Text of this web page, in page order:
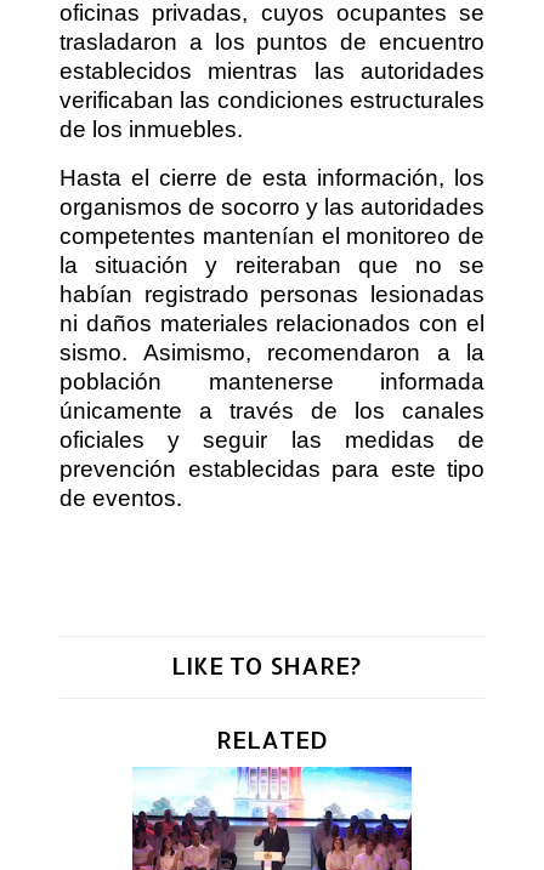
oficinas privadas, cuyos ocupantes se
trasladaron a los puntos de encuentro
establecidos mientras las autoridades
verificaban las condiciones estructurales
de los inmuebles.
Hasta el cierre de esta información, los
organismos de socorro y las autoridades
competentes mantenían el monitoreo de
la situación y reiteraban que no se
habían registrado personas lesionadas
ni daños materiales relacionados con el
sismo. Asimismo, recomendaron a la
población mantenerse informada
únicamente a través de los canales
oficiales y seguir las medidas de
prevención establecidas para este tipo
de eventos.
LIKE TO SHARE?
RELATED